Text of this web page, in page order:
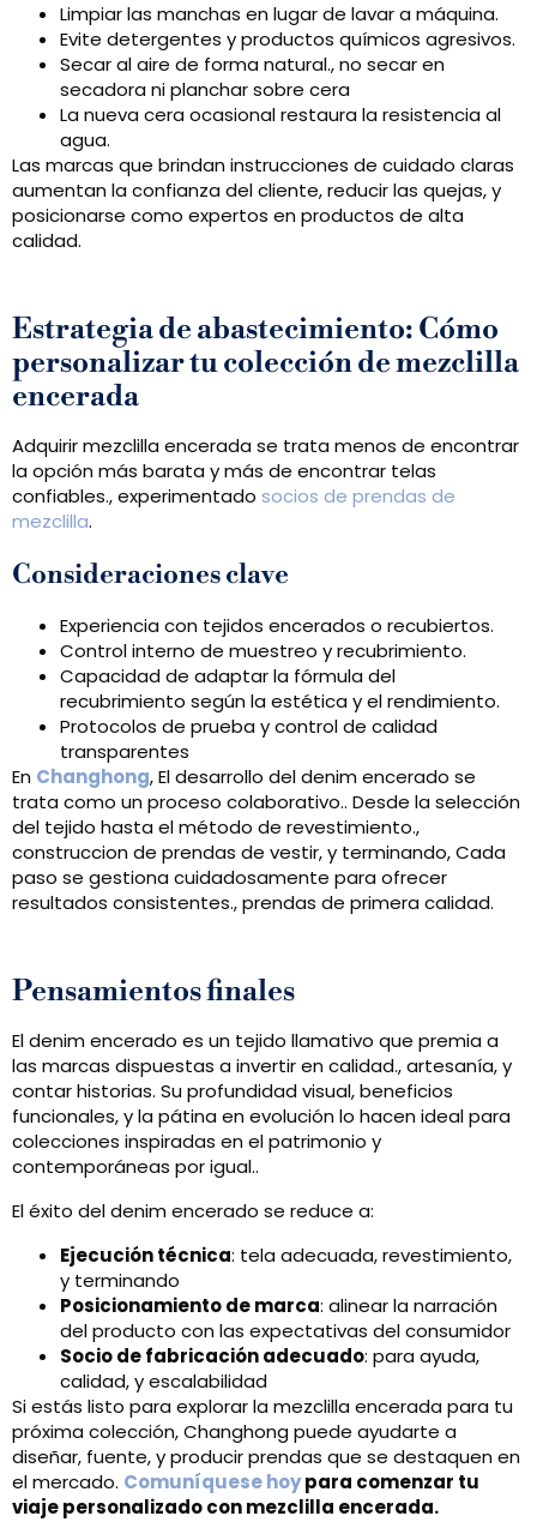
Limpiar las manchas en lugar de lavar a máquina.
Evite detergentes y productos químicos agresivos.
Secar al aire de forma natural., no secar en
secadora ni planchar sobre cera
La nueva cera ocasional restaura la resistencia al
agua.
Las marcas que brindan instrucciones de cuidado claras
aumentan la confianza del cliente, reducir las quejas, y
posicionarse como expertos en productos de alta
calidad.
Estrategia de abastecimiento: Cómo
personalizar tu colección de mezclilla
encerada
Adquirir mezclilla encerada se trata menos de encontrar
la opción más barata y más de encontrar telas
confiables., experimentado socios de prendas de
mezclilla.
Consideraciones clave
Experiencia con tejidos encerados o recubiertos.
Control interno de muestreo y recubrimiento.
Capacidad de adaptar la fórmula del
recubrimiento según la estética y el rendimiento.
Protocolos de prueba y control de calidad
transparentes
En Changhong, El desarrollo del denim encerado se
trata como un proceso colaborativo.. Desde la selección
del tejido hasta el método de revestimiento.,
construccion de prendas de vestir, y terminando, Cada
paso se gestiona cuidadosamente para ofrecer
resultados consistentes., prendas de primera calidad.
Pensamientos finales
El denim encerado es un tejido llamativo que premia a
las marcas dispuestas a invertir en calidad., artesanía, y
contar historias. Su profundidad visual, beneficios
funcionales, y la pátina en evolución lo hacen ideal para
colecciones inspiradas en el patrimonio y
contemporáneas por igual..
El éxito del denim encerado se reduce a:
Ejecución técnica: tela adecuada, revestimiento,
y terminando
Posicionamiento de marca: alinear la narración
del producto con las expectativas del consumidor
Socio de fabricación adecuado: para ayuda,
calidad, y escalabilidad
Si estás listo para explorar la mezclilla encerada para tu
próxima colección, Changhong puede ayudarte a
diseñar, fuente, y producir prendas que se destaquen en
el mercado. Comuníquese hoypara comenzar tu
viaje personalizado con mezclilla encerada.